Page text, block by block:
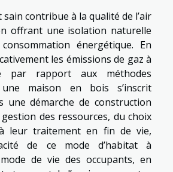
sain contribue à la qualité de l’air
offrant une isolation naturelle
énergétique. En
les émissions de gaz à
par rapport aux méthodes
une maison en bois s’inscrit
une démarche de construction
des ressources, du choix
leur traitement en fin de vie,
de ce mode d’habitat à
de vie des occupants, en